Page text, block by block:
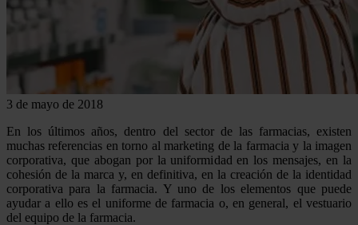
3 de mayo de 2018
En los últimos años, dentro del sector de las farmacias, existen
muchas referencias en torno al marketing de la farmacia y la imagen
corporativa, que abogan por la uniformidad en los mensajes, en la
cohesión de la marca y, en definitiva, en la creación de la identidad
corporativa para la farmacia. Y uno de los elementos que puede
ayudar a ello es el uniforme de farmacia o, en general, el vestuario
del equipo de la farmacia.